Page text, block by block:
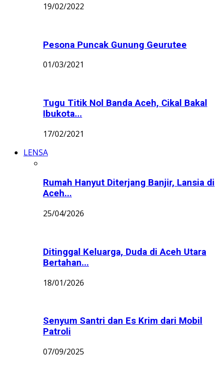
19/02/2022
Pesona Puncak Gunung Geurutee
01/03/2021
Tugu Titik Nol Banda Aceh, Cikal Bakal
Ibukota...
17/02/2021
LENSA
Rumah Hanyut Diterjang Banjir, Lansia di
Aceh...
25/04/2026
Ditinggal Keluarga, Duda di Aceh Utara
Bertahan...
18/01/2026
Senyum Santri dan Es Krim dari Mobil
Patroli
07/09/2025